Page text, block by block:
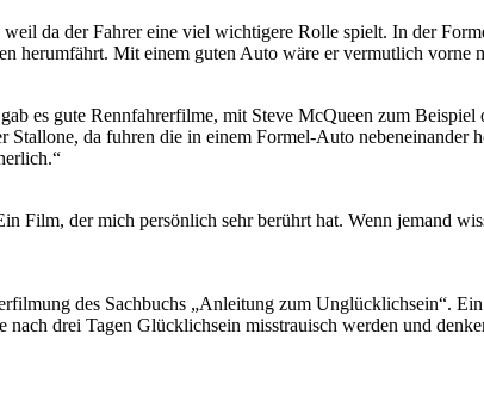
da der Fahrer eine viel wichtigere Rolle spielt. In der
herumfährt. Mit einem guten Auto wäre er vermutlich vorne
es gute Rennfahrerfilme, mit Steve McQueen zum
da fuhren die in einem Formel-Auto nebeneinander
Film, der mich persönlich sehr berührt hat. Wenn jemand
des Sachbuchs „Anleitung zum Unglücklichsein“.
drei Tagen Glücklichsein misstrauisch werden und